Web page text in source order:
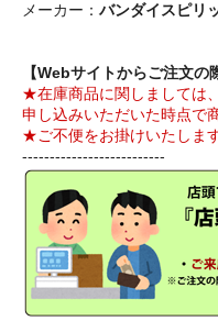
メーカー： バンダイスピリ
【Webサイトからご注文の
★在庫商品に関しましては
申し込みいただいた時点で
★ご不便をお掛けいたしま
--------------------------